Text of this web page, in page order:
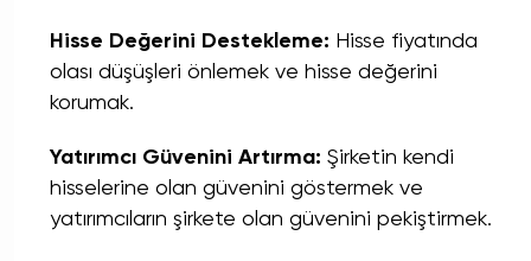
Hisse Değerini Destekleme: Hisse fiyatında
olası düşüşleri önlemek ve hisse değerini
korumak.
Yatırımcı Güvenini Artırma: Şirketin kendi
hisselerine olan güvenini göstermek ve
yatırımcıların şirkete olan güvenini pekiştirmek.